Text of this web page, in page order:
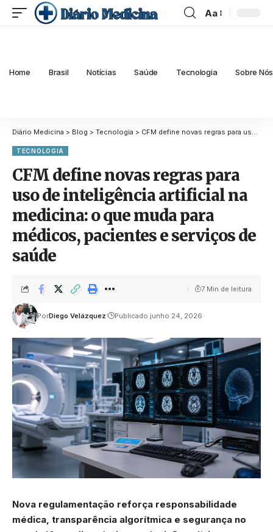
Aa
Home Brasil Notícias Saúde Tecnologia Sobre Nós
Diário Medicina > Blog > Tecnologia > CFM define novas regras para uso de inteligência artificial na medicina: o que muda para médicos, pacientes e serviços de saúde
TECNOLOGIA
CFM define novas regras para
uso de inteligência artificial na
medicina: o que muda para
médicos, pacientes e serviços de
saúde
PorDiego Velázquez Publicado junho 24, 2026
7 Min de leitura
Nova regulamentação reforça responsabilidade
médica, transparência algorítmica e segurança no